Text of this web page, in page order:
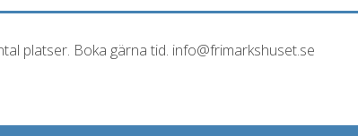
platser. Boka gärna tid. info@frimarkshuset.se